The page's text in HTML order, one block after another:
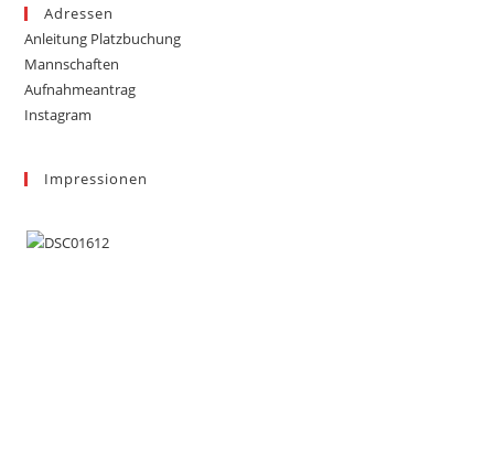
Adressen
Anleitung Platzbuchung
Mannschaften
Aufnahmeantrag
Instagram
Impressionen